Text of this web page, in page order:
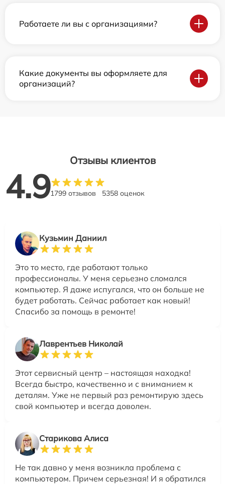
Работаете ли вы с организациями?
Какие документы вы оформляете для
организаций?
Отзывы клиентов
4.91799 отзывов 5358 оценок
Кузьмин Даниил
Это то место, где работают только
профессионалы. У меня серьезно сломался
компьютер. Я даже испугался, что он больше не
будет работать. Сейчас работает как новый!
Спасибо за помощь в ремонте!
Лаврентьев Николай
Этот сервисный центр – настоящая находка!
Всегда быстро, качественно и с вниманием к
деталям. Уже не первый раз ремонтирую здесь
свой компьютер и всегда доволен.
Старикова Алиса
Не так давно у меня возникла проблема с
компьютером. Причем серьезная! И я обратился